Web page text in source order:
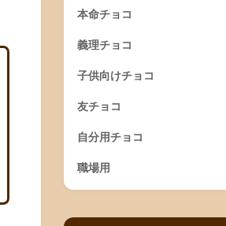
本命チョコ
義理チョコ
子供向けチョコ
友チョコ
自分用チョコ
職場用